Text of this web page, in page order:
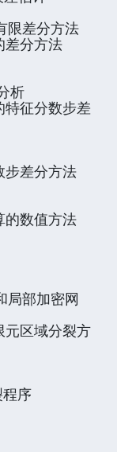
限差分方法
差分方法
析
征分数步差
步差分方法
的数值方法
局部加密网
元区域分裂方
序